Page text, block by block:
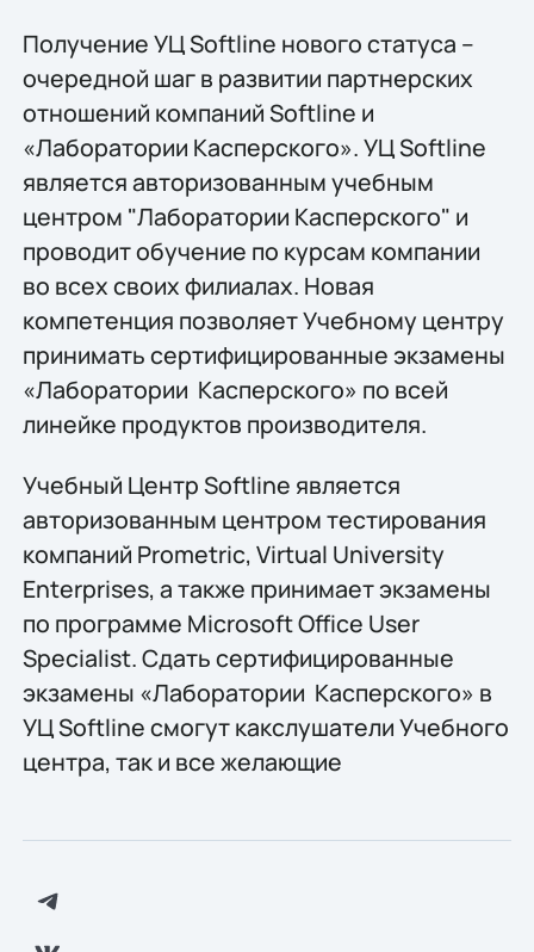
Получение УЦ Softline нового статуса –
очередной шаг в развитии партнерских
отношений компаний Softline и
«Лаборатории Касперского». УЦ Softline
является авторизованным учебным
центром "Лаборатории Касперского" и
проводит обучение по курсам компании
во всех своих филиалах. Новая
компетенция позволяет Учебному центру
принимать сертифицированные экзамены
«Лаборатории Касперского» по всей
линейке продуктов производителя.
Учебный Центр Softline является
авторизованным центром тестирования
компаний Prometric, Virtual University
Enterprises, а также принимает экзамены
по программе Microsoft Office User
Specialist. Сдать сертифицированные
экзамены «Лаборатории Касперского» в
УЦ Softline смогут какслушатели Учебного
центра, так и все желающие